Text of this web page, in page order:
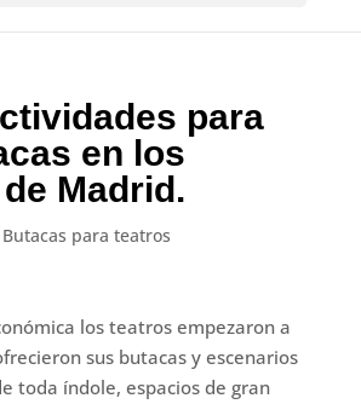
para
en los
Madrid.
Butacas para teatros
los teatros empezaron a
sus butacas y escenarios
toda índole, espacios de gran